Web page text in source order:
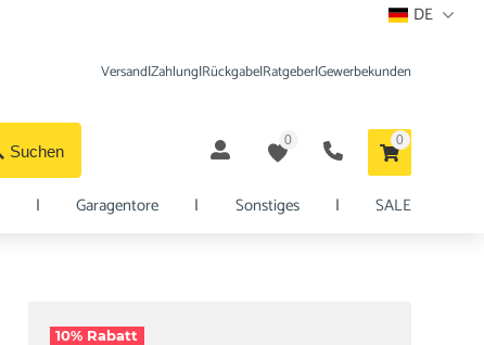
DE
Suchen
Versand|Zahlung|Rückgabe|Ratgeber|Gewerbekunden
0 0
| Garagentore | Sonstiges | SALE
10% Rabatt